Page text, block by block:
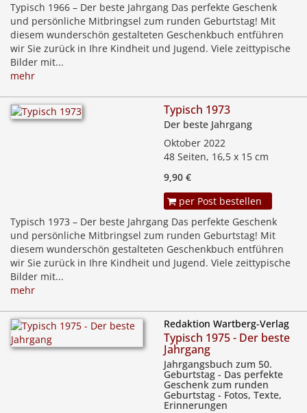
Typisch 1966 – Der beste Jahrgang Das perfekte Geschenk
und persönliche Mitbringsel zum runden Geburtstag! Mit
diesem wunderschön gestalteten Geschenkbuch entführen
wir Sie zurück in Ihre Kindheit und Jugend. Viele zeittypische
Bilder mit...
mehr
Typisch 1973
Der beste Jahrgang
Oktober 2022
48 Seiten, 16,5 x 15 cm
9,90 €
per Post bestellen
Typisch 1973 – Der beste Jahrgang Das perfekte Geschenk
und persönliche Mitbringsel zum runden Geburtstag! Mit
diesem wunderschön gestalteten Geschenkbuch entführen
wir Sie zurück in Ihre Kindheit und Jugend. Viele zeittypische
Bilder mit...
mehr
Redaktion Wartberg-Verlag
Typisch 1975 - Der beste
Jahrgang
Jahrgangsbuch zum 50.
Geburtstag - Das perfekte
Geschenk zum runden
Geburtstag - Fotos, Texte,
Erinnerungen